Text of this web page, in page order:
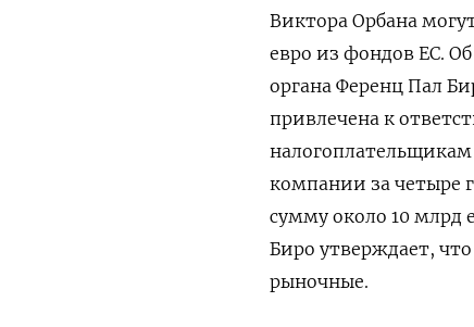
Виктора Орбана
евро из фондов ЕС.
органа Ференц Пал
привлечена к
компании за четыре
сумму около 10 млрд
Биро утверждает,
рыночные.